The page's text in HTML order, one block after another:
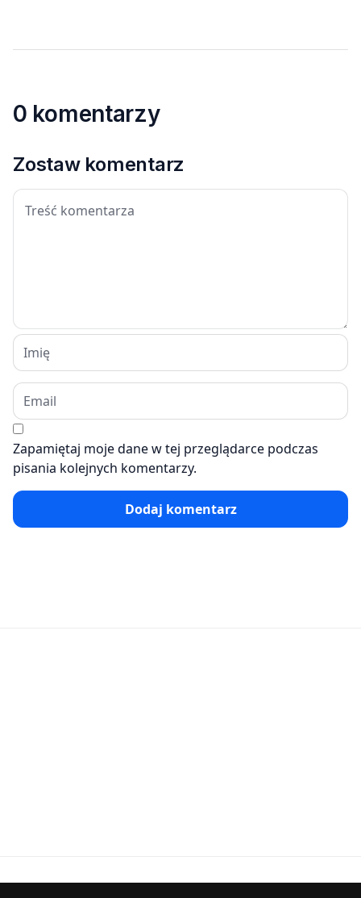
0 komentarzy
Zostaw komentarz
Zapamiętaj moje dane w tej przeglądarce podczas
pisania kolejnych komentarzy.
Dodaj komentarz